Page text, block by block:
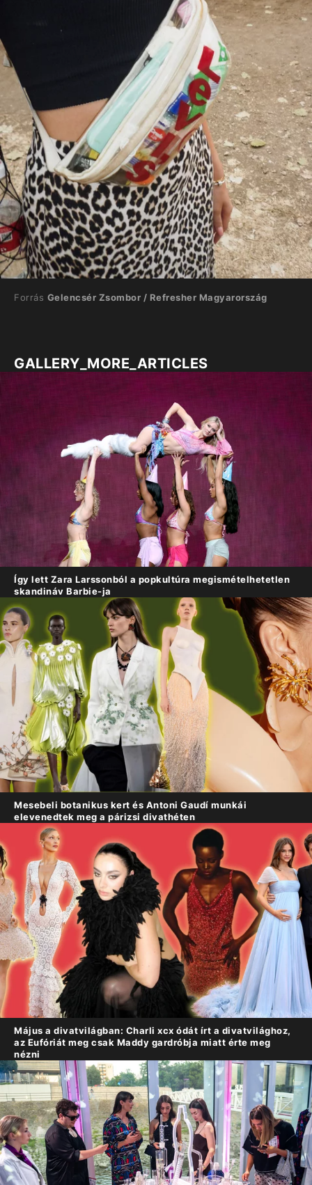
Forrás Gelencsér Zsombor / Refresher Magyarország
GALLERY_MORE_ARTICLES
Így lett Zara Larssonból a popkultúra megismételhetetlen
skandináv Barbie-ja
Mesebeli botanikus kert és Antoni Gaudí munkái
elevenedtek meg a párizsi divathéten
Május a divatvilágban: Charli xcx ódát írt a divatvilághoz,
az Eufóriát meg csak Maddy gardróbja miatt érte meg
nézni